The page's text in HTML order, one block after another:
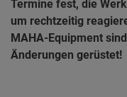
Termine fest, die
um rechtzeitig
MAHA-Equipment
Änderungen gerüstet!